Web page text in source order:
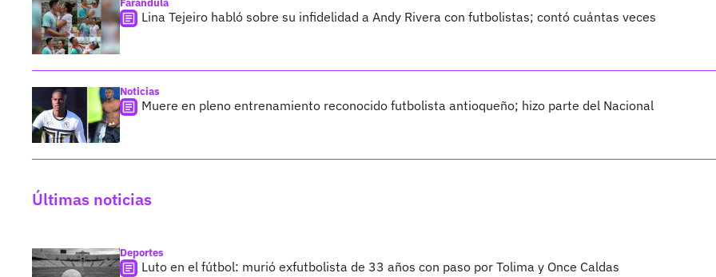
Farándula
Lina Tejeiro habló sobre su infidelidad a Andy Rivera con futbolistas; contó cuántas veces
Noticias
Muere en pleno entrenamiento reconocido futbolista antioqueño; hizo parte del Nacional
Últimas noticias
Deportes
Luto en el fútbol: murió exfutbolista de 33 años con paso por Tolima y Once Caldas